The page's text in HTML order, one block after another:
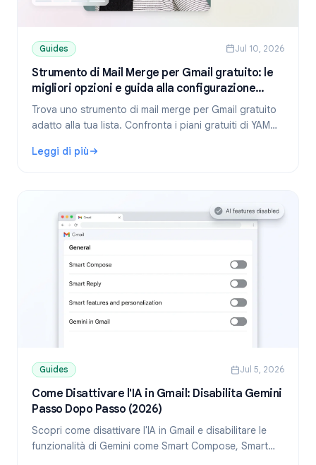
Guides Jul 10, 2026
Strumento di Mail Merge per Gmail gratuito: le
migliori opzioni e guida alla configurazione
(2026)
Trova uno strumento di mail merge per Gmail gratuito
adatto alla tua lista. Confronta i piani gratuiti di YAMM,
personalizzate da Fogli Google.
Leggi di più
: Strumento di Mail Merge per Gmail gratuito: le migliori
Guides Jul 5, 2026
Come Disattivare l'IA in Gmail: Disabilita Gemini
Passo Dopo Passo (2026)
Scopri come disattivare l'IA in Gmail e disabilitare le
funzionalità di Gemini come Smart Compose, Smart